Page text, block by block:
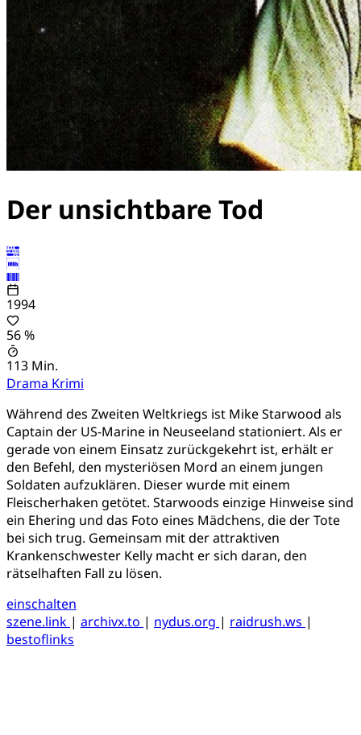
Der unsichtbare Tod
1994
56 %
113 Min.
Drama Krimi
Während des Zweiten Weltkriegs ist Mike Starwood als
Captain der US-Marine in Neuseeland stationiert. Als er
gerade von einem Einsatz zurückgekehrt ist, erhält er
den Befehl, den mysteriösen Mord an einem jungen
Soldaten aufzuklären. Dieser wurde mit einem
Fleischerhaken getötet. Starwoods einzige Hinweise sind
ein Ehering und das Foto eines Mädchens, die der Tote
bei sich trug. Gemeinsam mit der attraktiven
Krankenschwester Kelly macht er sich daran, den
rätselhaften Fall zu lösen.
einschalten
szene.link | archivx.to | nydus.org | raidrush.ws |
bestoflinks